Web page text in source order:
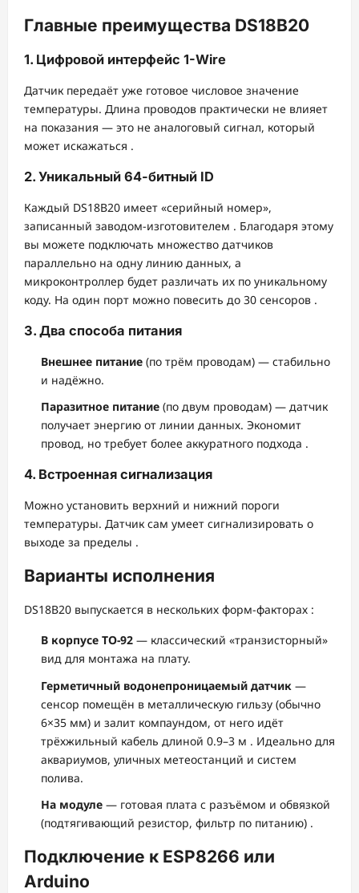
Главные преимущества DS18B20
1. Цифровой интерфейс 1-Wire
Датчик передаёт уже готовое числовое значение
температуры. Длина проводов практически не влияет
на показания — это не аналоговый сигнал, который
может искажаться .
2. Уникальный 64-битный ID
Каждый DS18B20 имеет «серийный номер»,
записанный заводом-изготовителем . Благодаря этому
вы можете подключать множество датчиков
параллельно на одну линию данных, а
микроконтроллер будет различать их по уникальному
коду. На один порт можно повесить до 30 сенсоров .
3. Два способа питания
Внешнее питание (по трём проводам) — стабильно
и надёжно.
Паразитное питание (по двум проводам) — датчик
получает энергию от линии данных. Экономит
провод, но требует более аккуратного подхода .
4. Встроенная сигнализация
Можно установить верхний и нижний пороги
температуры. Датчик сам умеет сигнализировать о
выходе за пределы .
Варианты исполнения
DS18B20 выпускается в нескольких форм-факторах :
В корпусе TO-92 — классический «транзисторный»
вид для монтажа на плату.
Герметичный водонепроницаемый датчик —
сенсор помещён в металлическую гильзу (обычно
6×35 мм) и залит компаундом, от него идёт
трёхжильный кабель длиной 0.9–3 м . Идеально для
аквариумов, уличных метеостанций и систем
полива.
На модуле — готовая плата с разъёмом и обвязкой
(подтягивающий резистор, фильтр по питанию) .
Подключение к ESP8266 или
Arduino